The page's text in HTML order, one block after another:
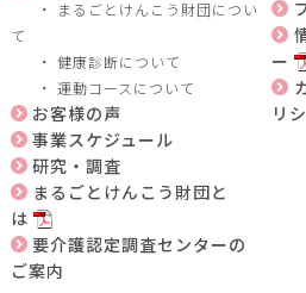
まるごとけんこう財団につい
て
健康診断について
運動コースについて
お客様の声
事業スケジュール
研究・調査
まるごとけんこう財団と
は
要介護認定調査センターの
ご案内
ー
リ